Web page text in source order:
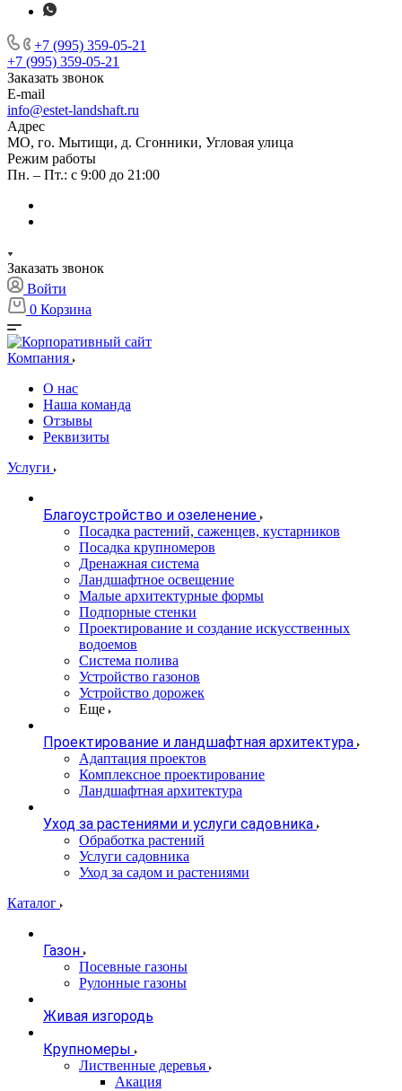
+7 (995) 359-05-21
+7 (995) 359-05-21
Заказать звонок
E-mail
info@estet-landshaft.ru
Адрес
МО, го. Мытищи, д. Сгонники, Угловая улица
Режим работы
Пн. – Пт.: с 9:00 до 21:00
Заказать звонок
Войти
0 Корзина
Компания
О нас
Наша команда
Отзывы
Реквизиты
Услуги
Благоустройство и озеленение
Посадка растений, саженцев, кустарников
Посадка крупномеров
Дренажная система
Ландшафтное освещение
Малые архитектурные формы
Подпорные стенки
Проектирование и создание искусственных
водоемов
Система полива
Устройство газонов
Устройство дорожек
Еще
Проектирование и ландшафтная архитектура
Адаптация проектов
Комплексное проектирование
Ландшафтная архитектура
Уход за растениями и услуги садовника
Обработка растений
Услуги садовника
Уход за садом и растениями
Каталог
Газон
Посевные газоны
Рулонные газоны
Живая изгородь
Крупномеры
Лиственные деревья
Акация